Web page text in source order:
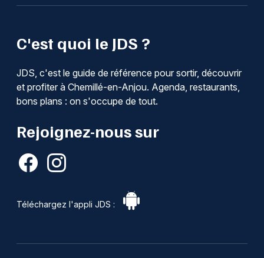
C'est quoi le JDS ?
JDS, c'est le guide de référence pour sortir, découvrir
et profiter à Chemillé-en-Anjou. Agenda, restaurants,
bons plans : on s'occupe de tout.
Rejoignez-nous sur
Téléchargez l'appli JDS :